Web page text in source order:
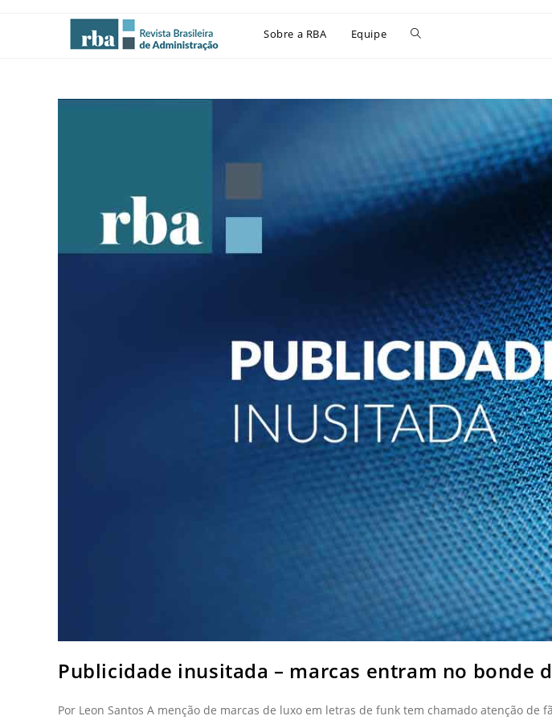
Sobre a RBA Equipe
Publicidade inusitada – marcas entram no bonde
Por Leon Santos A menção de marcas de luxo em letras de funk tem chamado atenção